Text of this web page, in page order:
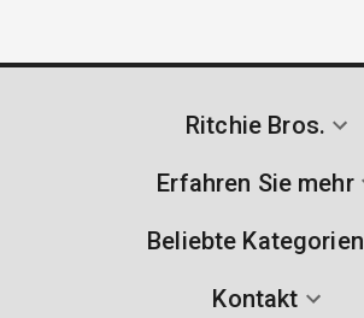
Ritchie Bros.
Erfahren Sie mehr
Beliebte Kategorien
Kontakt